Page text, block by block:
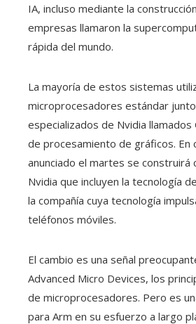
IA, incluso mediante la
empresas llamaron la
rápida del mundo.
La mayoría de estos sistemas
microprocesadores estándar
especializados de Nvidia llamados
de procesamiento de gráficos. En
anunciado el martes se construirá
Nvidia que incluyen la tecnología
la compañía cuya tecnología
teléfonos móviles.
El cambio es una señal
Advanced Micro Devices, los
de microprocesadores. Pero es
para Arm en su esfuerzo a largo